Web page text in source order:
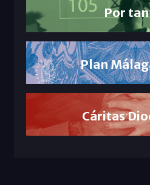
Por
Plan
Cáritas